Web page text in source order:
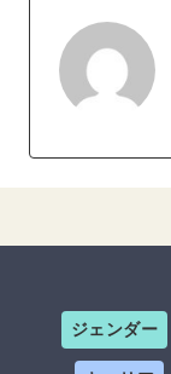
ジェンダー